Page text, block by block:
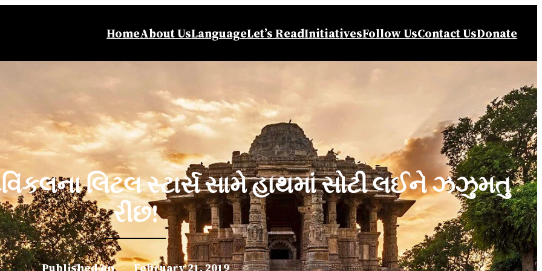
HomeAbout UsLanguageLet’s ReadInitiativesFollow UsContact UsDonate
લિટલ સ્ટાર્સ સામે હાથમાં સોટી લઈને ઝઝુમતુ
રીંછ!
Published on – February 21, 2019